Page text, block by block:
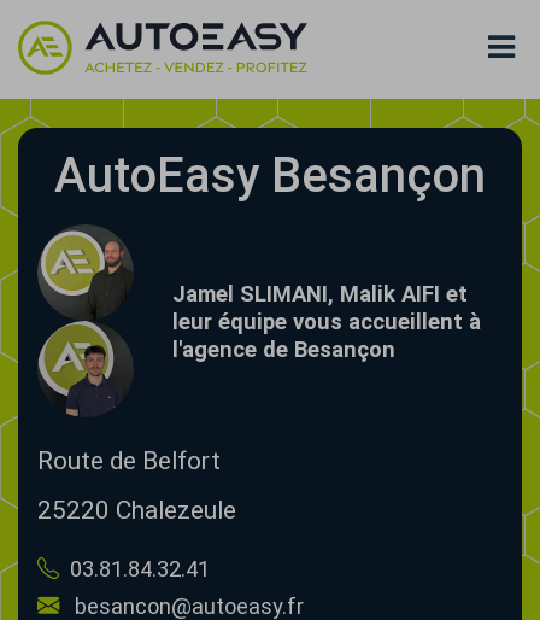
AutoEasy Besançon
Jamel SLIMANI, Malik AIFI et
leur équipe vous accueillent à
l'agence de Besançon
Route de Belfort
25220 Chalezeule
03.81.84.32.41
besancon@autoeasy.fr